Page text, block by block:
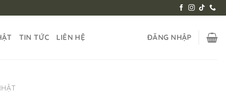
TIN TỨC LIÊN HỆ ĐĂNG NHẬP